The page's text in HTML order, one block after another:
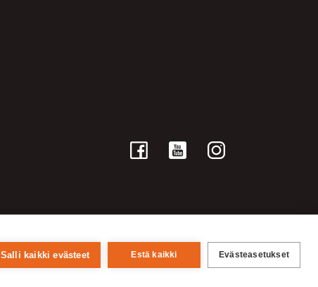
Salli kaikki evästeet Estä kaikki Evästeasetukset